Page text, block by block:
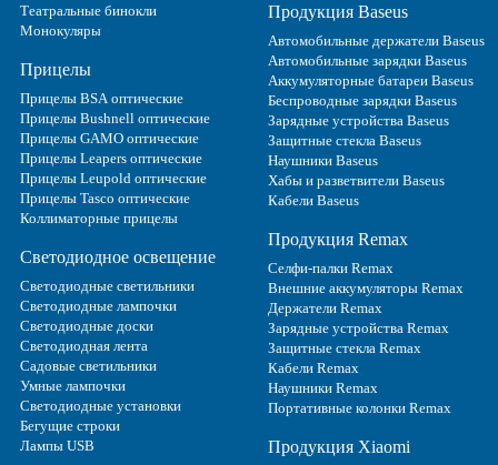
Театральные бинокли
Монокуляры
Прицелы
Прицелы BSA оптические
Прицелы Bushnell оптические
Прицелы GAMO оптические
Прицелы Leapers оптические
Прицелы Leupold оптические
Прицелы Tasco оптические
Коллиматорные прицелы
Светодиодное освещение
Светодиодные светильники
Светодиодные лампочки
Светодиодные доски
Светодиодная лента
Садовые светильники
Умные лампочки
Светодиодные установки
Бегущие строки
Лампы USB
Продукция Baseus
Автомобильные держатели Baseus
Автомобильные зарядки Baseus
Аккумуляторные батареи Baseus
Беспроводные зарядки Baseus
Зарядные устройства Baseus
Защитные стекла Baseus
Наушники Baseus
Хабы и разветвители Baseus
Кабели Baseus
Продукция Remax
Селфи-палки Remax
Внешние аккумуляторы Remax
Держатели Remax
Зарядные устройства Remax
Защитные стекла Remax
Кабели Remax
Наушники Remax
Портативные колонки Remax
Продукция Xiaomi